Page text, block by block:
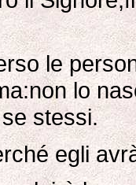
le
lo
stessi.
egli